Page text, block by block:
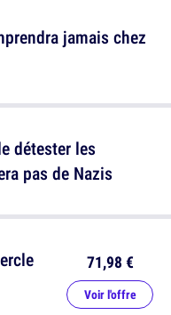
jamais chez
71,98 €
Voir l'offre
détester les
pas de Nazis